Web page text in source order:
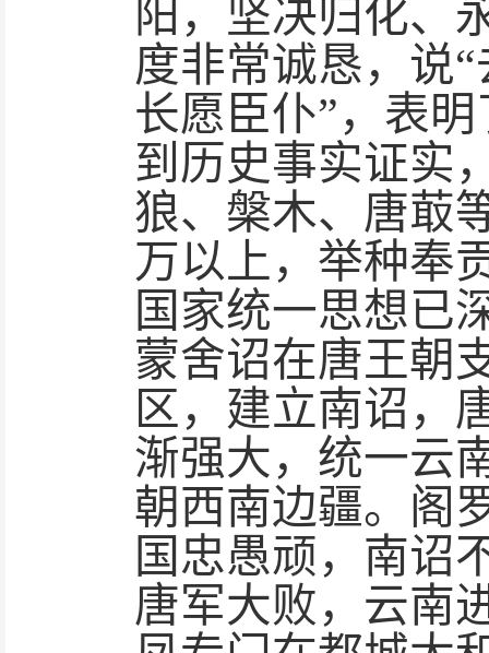
阳，坚决归化、
度非常诚恳，说
长愿臣仆”，表
到历史事实证实
狼、槃木、唐菆
万以上，举种奉
国家统一思想已
蒙舍诏在唐王朝
区，建立南诏，
渐强大，统一云
朝西南边疆。阁
国忠愚顽，南诏
唐军大败，云南